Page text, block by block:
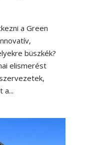
a Green
büszkék?
elismerést
a...